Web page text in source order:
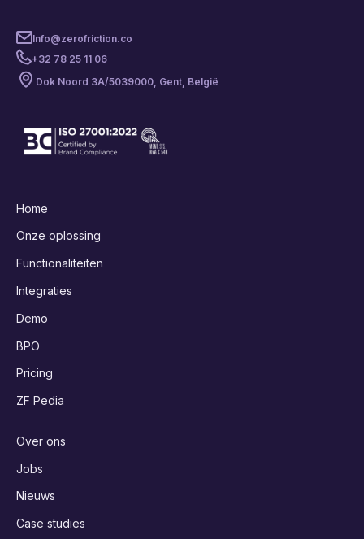
Info@zerofriction.co
+32 78 25 11 06
Dok Noord 3A/5039000, Gent, België
Home
Onze oplossing
Functionaliteiten
Integraties
Demo
BPO
Pricing
ZF Pedia
Over ons
Jobs
Nieuws
Case studies